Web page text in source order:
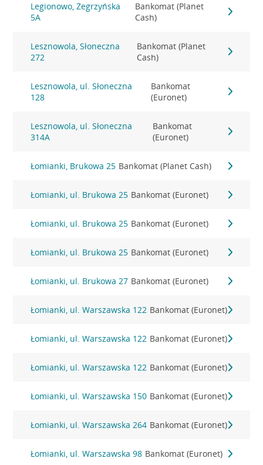
Legionowo, Zegrzyńska
5A
Bankomat (Planet
Cash)
Lesznowola, Słoneczna
272
Bankomat (Planet
Cash)
Lesznowola, ul. Słoneczna
128
Bankomat
(Euronet)
Lesznowola, ul. Słoneczna
314A
Bankomat
(Euronet)
Łomianki, Brukowa 25 Bankomat (Planet Cash)
Łomianki, ul. Brukowa 25 Bankomat (Euronet)
Łomianki, ul. Brukowa 25 Bankomat (Euronet)
Łomianki, ul. Brukowa 25 Bankomat (Euronet)
Łomianki, ul. Brukowa 27 Bankomat (Euronet)
Łomianki, ul. Warszawska 122 Bankomat (Euronet)
Łomianki, ul. Warszawska 122 Bankomat (Euronet)
Łomianki, ul. Warszawska 122 Bankomat (Euronet)
Łomianki, ul. Warszawska 150 Bankomat (Euronet)
Łomianki, ul. Warszawska 264 Bankomat (Euronet)
Łomianki, ul. Warszawska 98 Bankomat (Euronet)